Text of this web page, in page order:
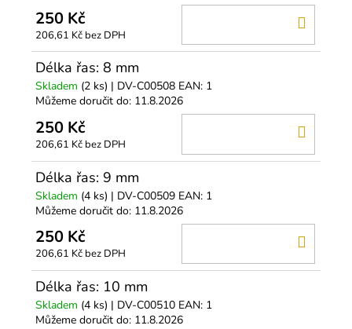
250 Kč
206,61 Kč bez DPH
Délka řas: 8 mm
Skladem (2 ks) | DV-C00508 EAN: 1
Můžeme doručit do: 11.8.2026
250 Kč
206,61 Kč bez DPH
Délka řas: 9 mm
Skladem (4 ks) | DV-C00509 EAN: 1
Můžeme doručit do: 11.8.2026
250 Kč
206,61 Kč bez DPH
Délka řas: 10 mm
Skladem (4 ks) | DV-C00510 EAN: 1
Můžeme doručit do: 11.8.2026